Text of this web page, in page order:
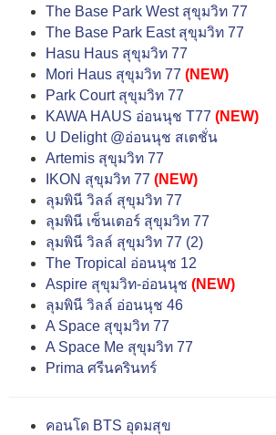
The Base Park West สุขุมวิท 77
The Base Park East สุขุมวิท 77
Hasu Haus สุขุมวิท 77
Mori Haus สุขุมวิท 77 (NEW)
Park Court สุขุมวิท 77
KAWA HAUS อ่อนนุช T77 (NEW)
U Delight @อ่อนนุช สเตชั่น
Artemis สุขุมวิท 77
IKON สุขุมวิท 77 (NEW)
ลุมพินี วิลล์ สุขุมวิท 77
ลุมพินี เซ็นเตอร์ สุขุมวิท 77
ลุมพินี วิลล์ สุขุมวิท 77 (2)
The Tropical อ่อนนุช 12
Aspire สุขุมวิท-อ่อนนุช (NEW)
ลุมพินี วิลล์ อ่อนนุช 46
A Space สุขุมวิท 77
A Space Me สุขุมวิท 77
Prima ศรีนครินทร์
คอนโด BTS อุดมสุข